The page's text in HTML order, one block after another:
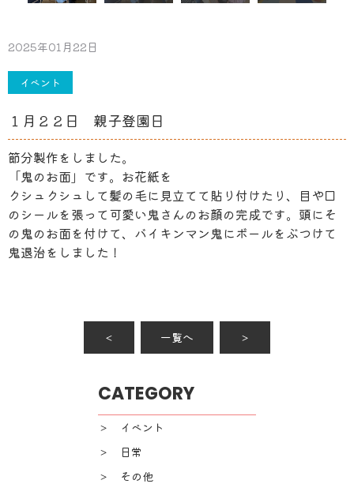
2025年01月22日
イベント
１月２２日 親子登園日
節分製作をしました。
「鬼のお面」です。お花紙を
クシュクシュして髪の毛に見立てて貼り付けたり、目や口
のシールを張って可愛い鬼さんのお顔の完成です。頭にそ
の鬼のお面を付けて、バイキンマン鬼にボールをぶつけて
鬼退治をしました！
＜ 一覧へ ＞
CATEGORY
＞ イベント
＞ 日常
＞ その他